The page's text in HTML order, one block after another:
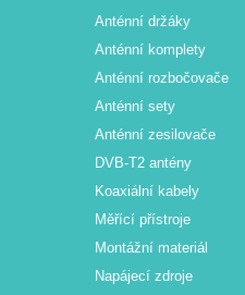
Anténní držáky
Anténní komplety
Anténní rozbočovače
Anténní sety
Anténní zesilovače
DVB-T2 antény
Koaxiální kabely
Měřící přístroje
Montážní materiál
Napájecí zdroje